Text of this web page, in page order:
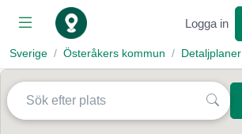
Logga in
Sverige Österåkers kommun Detaljplaner